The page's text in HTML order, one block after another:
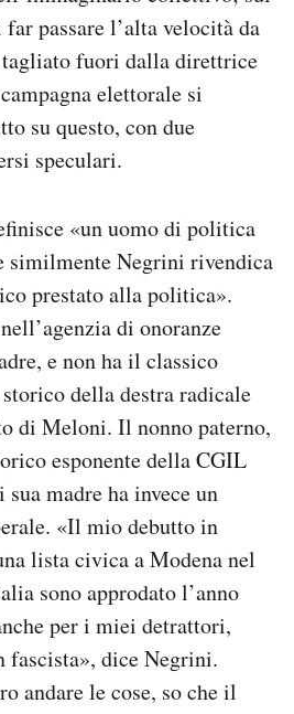
passare l’alta velocità da
fuori dalla direttrice
elettorale si
su questo, con due
speculari.
«un uomo di politica
similmente Negrini rivendica
prestato alla politica».
di onoranze
e non ha il classico
della destra radicale
di Meloni. Il nonno paterno,
esponente della CGIL
madre ha invece un
«Il mio debutto in
lista civica a Modena nel
sono approdato l’anno
per i miei detrattori,
fascista», dice Negrini.
andare le cose, so che il